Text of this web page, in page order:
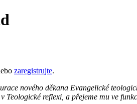
zaregistrujte.
nového děkana Evangelické
Teologické reflexi, a přejeme mu ve